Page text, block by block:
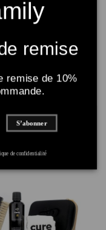
60,00 €
remise
remise de 10%
S’abonner
de confidentialité